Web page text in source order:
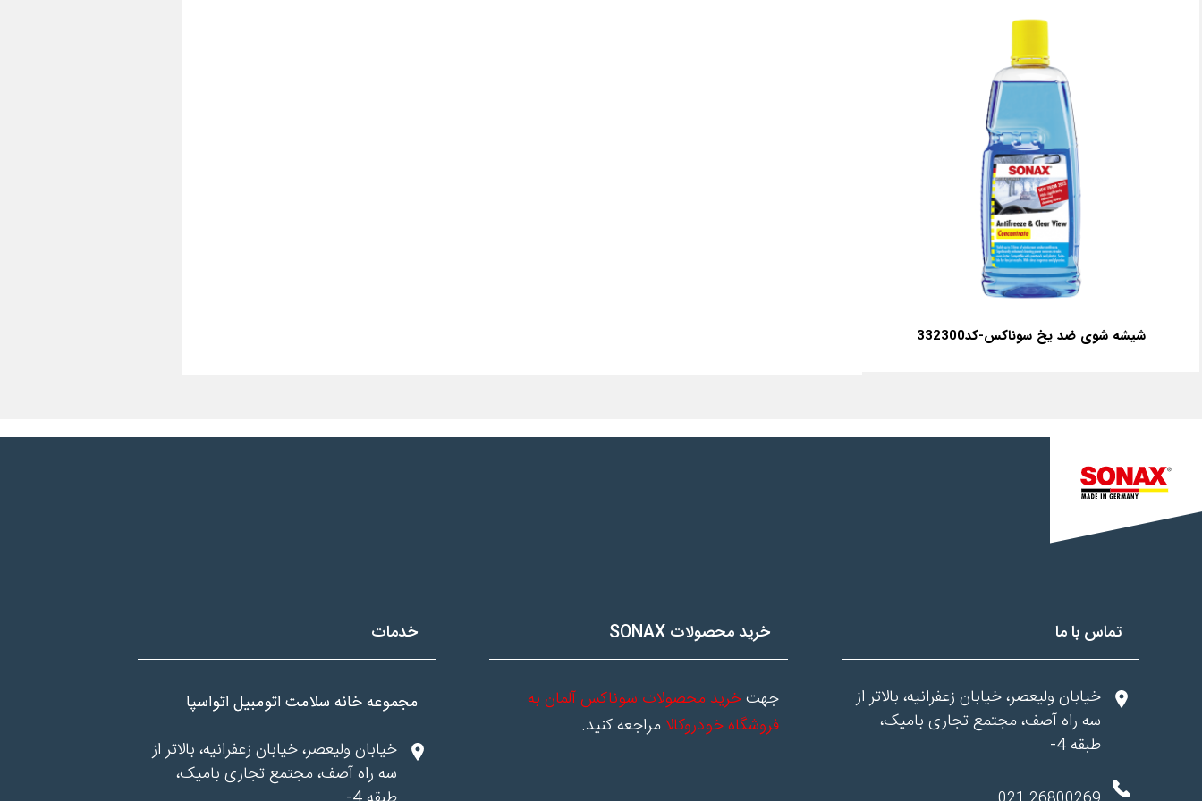
شيشه شوی ضد یخ سوناکس-کد332300
تماس با ما
خیابان ولیعصر، خیابان زعفرانیه، بالاتر از
سه راه آصف، مجتمع تجاری بامیک،
طبقه 4-
خرید محصولات SONAX
جهتخرید محصولات سوناکس آلمان به
فروشگاه خودروکالا مراجعه کنید.
خدمات
مجموعه خانه سلامت اتومبیل اتواسپا
خیابان ولیعصر، خیابان زعفرانیه، بالاتر از
سه راه آصف، مجتمع تجاری بامیک،